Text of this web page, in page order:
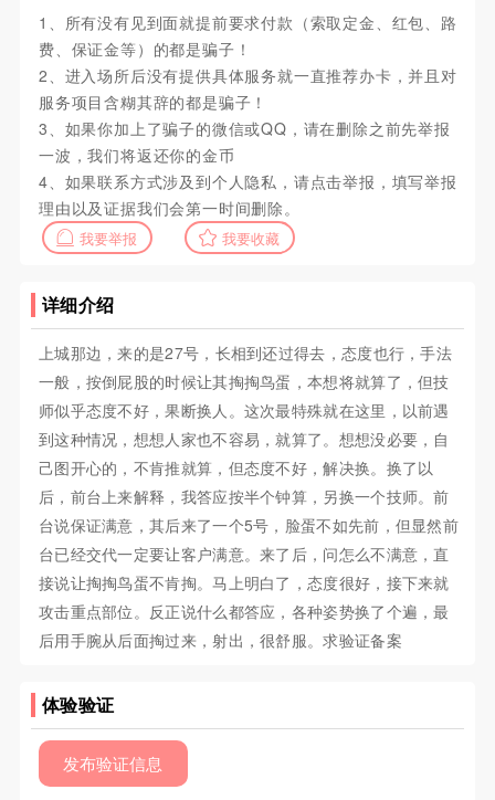
1、所有没有见到面就提前要求付款（索取定金、红包、路
费、保证金等）的都是骗子！
2、进入场所后没有提供具体服务就一直推荐办卡，并且对
服务项目含糊其辞的都是骗子！
3、如果你加上了骗子的微信或QQ，请在删除之前先举报
一波，我们将返还你的金币
4、如果联系方式涉及到个人隐私，请点击举报，填写举报
理由以及证据我们会第一时间删除。
我要举报 我要收藏
详细介绍
上城那边，来的是27号，长相到还过得去，态度也行，手法
一般，按倒屁股的时候让其掏掏鸟蛋，本想将就算了，但技
师似乎态度不好，果断换人。这次最特殊就在这里，以前遇
到这种情况，想想人家也不容易，就算了。想想没必要，自
己图开心的，不肯推就算，但态度不好，解决换。换了以
后，前台上来解释，我答应按半个钟算，另换一个技师。前
台说保证满意，其后来了一个5号，脸蛋不如先前，但显然前
台已经交代一定要让客户满意。来了后，问怎么不满意，直
接说让掏掏鸟蛋不肯掏。马上明白了，态度很好，接下来就
攻击重点部位。反正说什么都答应，各种姿势换了个遍，最
后用手腕从后面掏过来，射出，很舒服。求验证备案
体验验证
发布验证信息